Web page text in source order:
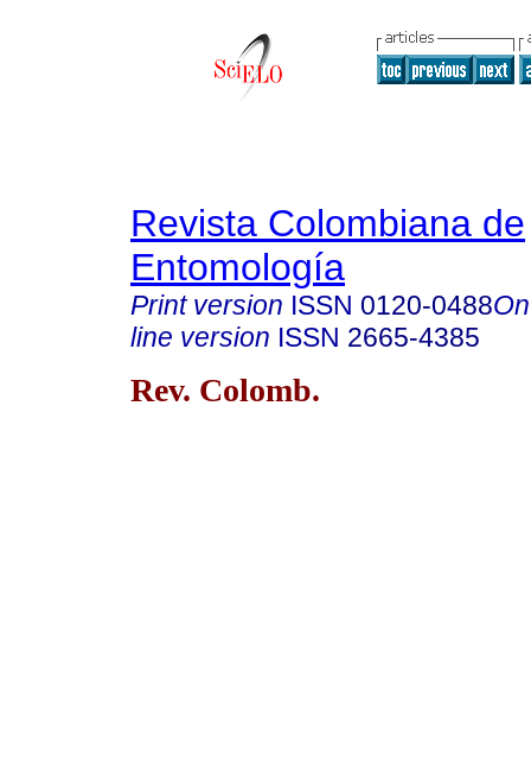
Revista Colombiana de
Entomología
Print version ISSN 0120-0488
line version ISSN 2665-4385
Rev. Colomb.